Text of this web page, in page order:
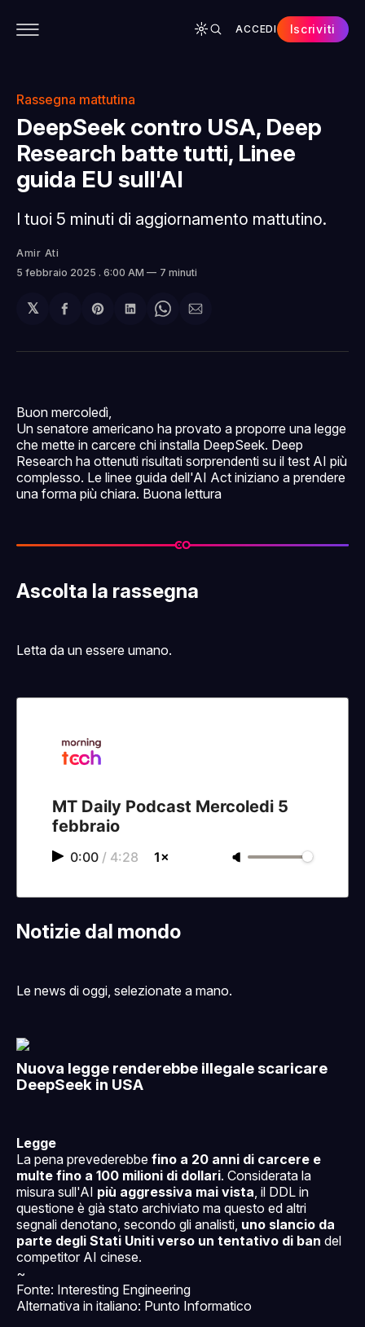
ACCEDI Iscriviti
Rassegna mattutina
DeepSeek contro USA, Deep
Research batte tutti, Linee
guida EU sull'AI
I tuoi 5 minuti di aggiornamento mattutino.
Amir Ati
5 febbraio 2025 . 6:00 AM 7 minuti
𝕏
Condividi
Facebook
Share
Pinterest
Condividi
LinkedIn
Share
WhatsApp
Condividi
email
Buon mercoledì,
Un senatore americano ha provato a proporre una legge
che mette in carcere chi installa DeepSeek. Deep
Research ha ottenuti risultati sorprendenti su il test AI più
complesso. Le linee guida dell'AI Act iniziano a prendere
una forma più chiara. Buona lettura
Ascolta la rassegna
Letta da un essere umano.
MT Daily Podcast Mercoledi 5
febbraio
0:00 / 4:28 1×
Notizie dal mondo
Le news di oggi, selezionate a mano.
Nuova legge renderebbe illegale scaricare
DeepSeek in USA
Legge
La pena prevederebbe fino a 20 anni di carcere e
multe fino a 100 milioni di dollari. Considerata la
misura sull'AI più aggressiva mai vista , il DDL in
questione è già stato archiviato ma questo ed altri
segnali denotano, secondo gli analisti, uno slancio da
parte degli Stati Uniti verso un tentativo di ban del
competitor AI cinese.
~
Fonte: Interesting Engineering
Alternativa in italiano: Punto Informatico